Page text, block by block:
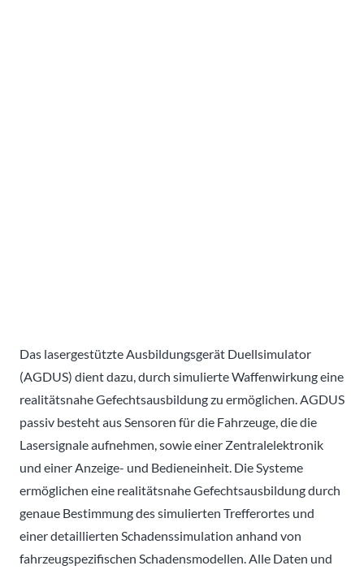
Das lasergestützte Ausbildungsgerät Duellsimulator
(AGDUS) dient dazu, durch simulierte Waffenwirkung eine
realitätsnahe Gefechtsausbildung zu ermöglichen. AGDUS
passiv besteht aus Sensoren für die Fahrzeuge, die die
Lasersignale aufnehmen, sowie einer Zentralelektronik
und einer Anzeige- und Bedieneinheit. Die Systeme
ermöglichen eine realitätsnahe Gefechtsausbildung durch
genaue Bestimmung des simulierten Trefferortes und
einer detaillierten Schadenssimulation anhand von
fahrzeugspezifischen Schadensmodellen. Alle Daten und